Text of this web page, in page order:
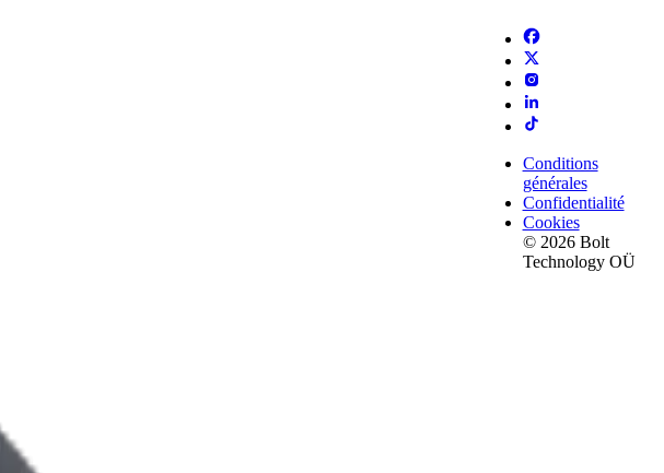
Conditions
générales
Confidentialité
Cookies
© 2026 Bolt
Technology OÜ